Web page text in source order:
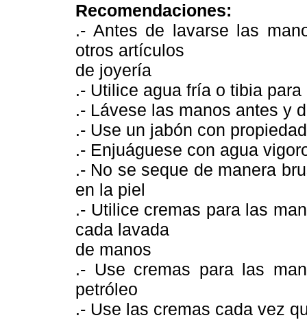
Recomendaciones:
.- Antes de lavarse las
otros artículos
de joyería
.- Utilice agua fría o tibia
.- Lávese las manos antes y
.- Use un jabón con
.- Enjuáguese con agua
.- No se seque de manera
en la piel
.- Utilice cremas para las
cada lavada
de manos
.- Use cremas para las
petróleo
.- Use las cremas cada vez